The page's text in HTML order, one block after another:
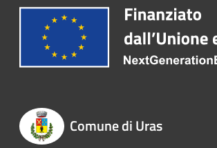
Comune di Uras